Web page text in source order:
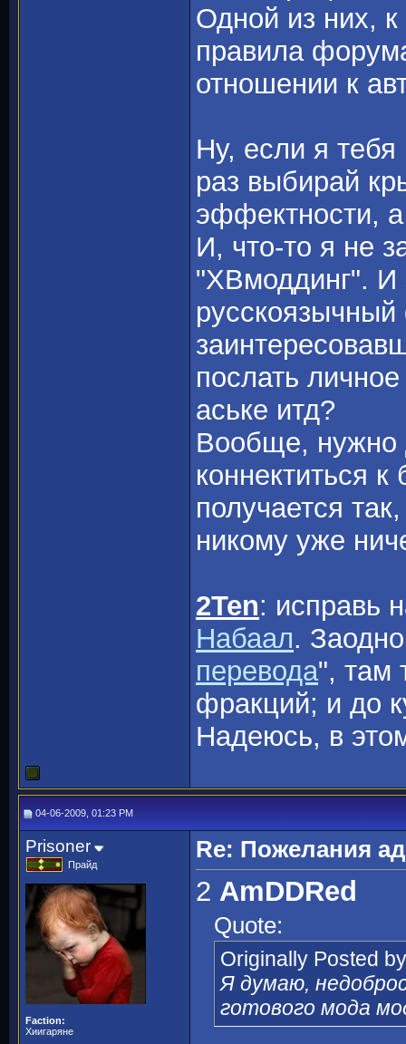
Одной из них,
правила
отношении к
Ну, если я
раз выбирай
эффектности,
И, что-то я не
"ХВмоддинг". И
послать
аське итд?
Вообще, нужно
коннектиться
получается
никому уже
2Ten: исправь
Набаал.
перевода", там
фракций; и до
Надеюсь, в
04-06-2009, 01:23 PM
Prisoner
Прайд
Faction:
Хиигаряне
Re: Пожелания
2 AmDDRed
Quote:
Originally Posted
Я думаю,
готового мода